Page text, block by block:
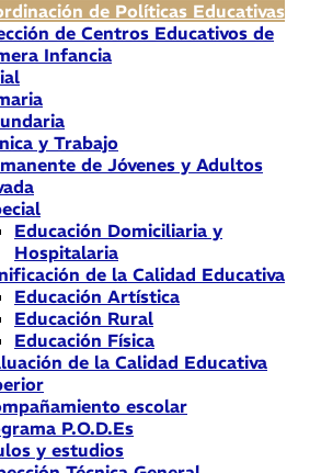
de Políticas Educativas
de Centros Educativos de
Infancia
y Trabajo
de Jóvenes y Adultos
Educación Domiciliaria y
Hospitalaria
de la Calidad Educativa
Educación Artística
Educación Rural
Educación Física
de la Calidad Educativa
escolar
P.O.D.Es
y estudios